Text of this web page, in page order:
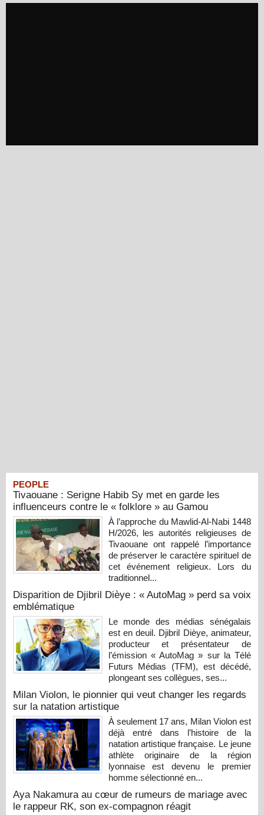
PEOPLE
Tivaouane : Serigne Habib Sy met en garde les
influenceurs contre le « folklore » au Gamou
À l’approche du Mawlid-Al-Nabi 1448
H/2026, les autorités religieuses de
Tivaouane ont rappelé l’importance
de préserver le caractère spirituel de
cet événement religieux. Lors du
traditionnel...
Disparition de Djibril Dièye : « AutoMag » perd sa voix
emblématique
Le monde des médias sénégalais
est en deuil. Djibril Dièye, animateur,
producteur et présentateur de
l’émission « AutoMag » sur la Télé
Futurs Médias (TFM), est décédé,
plongeant ses collègues, ses...
Milan Violon, le pionnier qui veut changer les regards
sur la natation artistique
À seulement 17 ans, Milan Violon est
déjà entré dans l’histoire de la
natation artistique française. Le jeune
athlète originaire de la région
lyonnaise est devenu le premier
homme sélectionné en...
Aya Nakamura au cœur de rumeurs de mariage avec
le rappeur RK, son ex-compagnon réagit